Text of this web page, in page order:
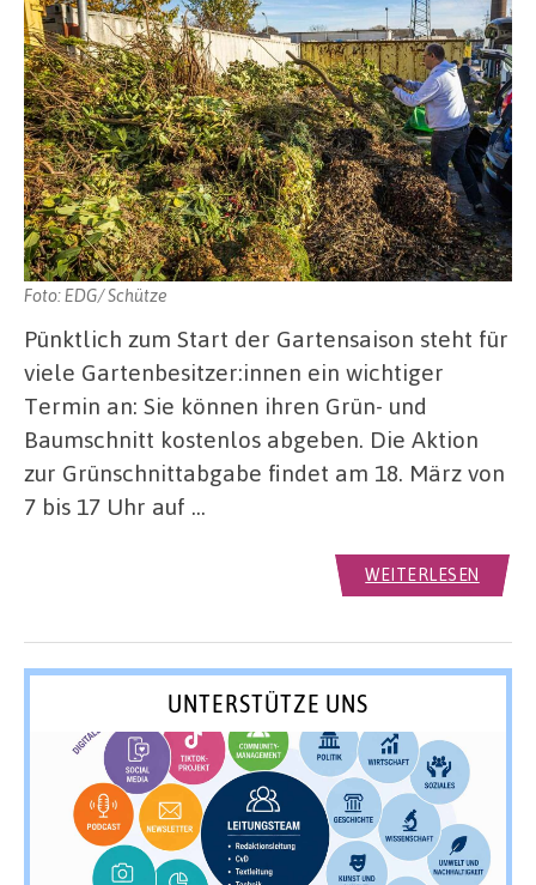
Foto: EDG/ Schütze
Pünktlich zum Start der Gartensaison steht für
viele Gartenbesitzer:innen ein wichtiger
Termin an: Sie können ihren Grün- und
Baumschnitt kostenlos abgeben. Die Aktion
zur Grünschnittabgabe findet am 18. März von
7 bis 17 Uhr auf …
WEITERLESEN
UNTERSTÜTZE UNS